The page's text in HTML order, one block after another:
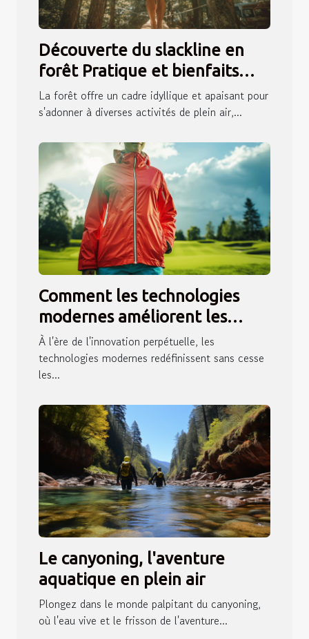
Découverte du slackline en
forêt Pratique et bienfaits
pour l'équilibre et la
concentration
La forêt offre un cadre idyllique et apaisant pour
s'adonner à diverses activités de plein air,...
Comment les technologies
modernes améliorent les
vestes de pluie pour le golf
féminin
À l'ère de l'innovation perpétuelle, les
technologies modernes redéfinissent sans cesse
les...
Le canyoning, l'aventure
aquatique en plein air
Plongez dans le monde palpitant du canyoning,
où l'eau vive et le frisson de l'aventure...